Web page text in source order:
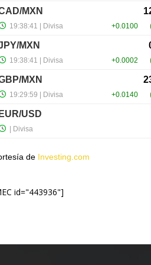
de Investing.com
id="443936"]